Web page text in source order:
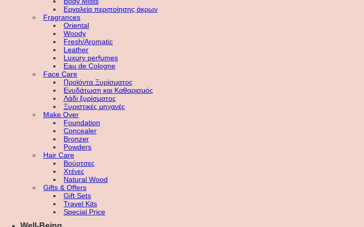
Εργαλεία περιποίησης άκρων
Fragrances
Oriental
Woody
Fresh/Aromatic
Leather
Luxury perfumes
Eau de Cologne
Face Care
Προϊόντα Ξυρίσματος
Ενυδάτωση και Καθαρισμός
Λάδι ξυρίσματος
Ξυριστικές μηχανές
Make Over
Foundation
Concealer
Bronzer
Powders
Hair Care
Βούρτσες
Χτένες
Natural Wood
Gifts & Offers
Gift Sets
Travel Kits
Special Price